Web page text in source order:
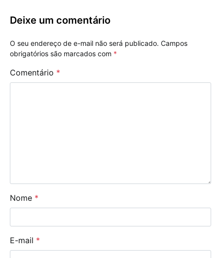
Deixe um comentário
O seu endereço de e-mail não será publicado. Campos
obrigatórios são marcados com *
Comentário *
Nome *
E-mail *